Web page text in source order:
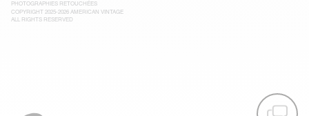
PHOTOGRAPHIES RETOUCHÉES
COPYRIGHT 2025-2026 AMERICAN VINTAGE
ALL RIGHTS RESERVED